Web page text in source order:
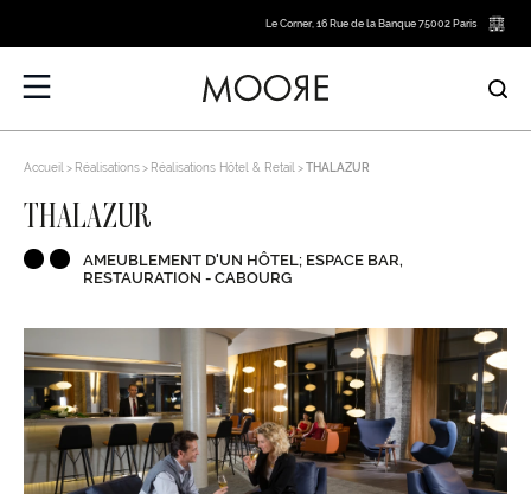
Le Corner, 16 Rue de la Banque 75002 Paris
Accueil Réalisations Réalisations Hôtel & Retail THALAZUR
THALAZUR
AMEUBLEMENT D'UN HÔTEL; ESPACE BAR,
RESTAURATION - CABOURG